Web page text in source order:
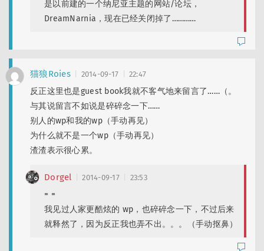
是以前建的一个纳尼亚主题的网站/论坛，
DreamNarnia，现在已经关闭掉了…………
猫狼Roies 2014-09-17 22:47
反正这里也是guest book我就不客气地来留言了……（。
与其说留言不如说是碎碎念一下……
别人的wp和我的wp（手动再见）
为什么就不是一个wp（手动再见）
渣渣表示很心累。
Dorgel 2014-09-17 23:53
= =
我见过人家更酷炫的 wp，也碎碎念一下，不过后来
就释然了，因为反正我也弄不出。。。（手动抠鼻）